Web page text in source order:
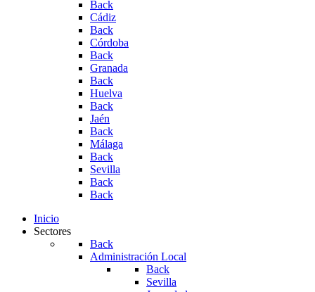
Back
Cádiz
Back
Córdoba
Back
Granada
Back
Huelva
Back
Jaén
Back
Málaga
Back
Sevilla
Back
Back
Inicio
Sectores
Back
Administración Local
Back
Sevilla